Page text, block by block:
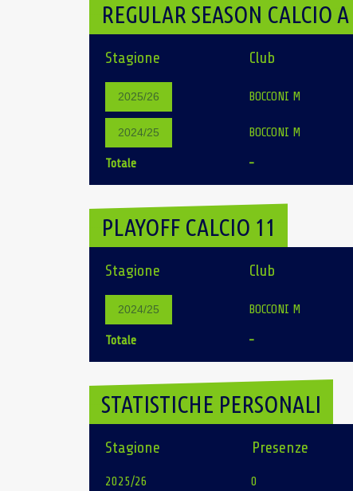
REGULAR SEASON CALCIO A
Stagione Club
2025/26 BOCCONI M
2024/25 BOCCONI M
Totale -
PLAYOFF CALCIO 11
Stagione Club
2024/25 BOCCONI M
Totale -
STATISTICHE PERSONALI
Stagione Presenze
2025/26 0